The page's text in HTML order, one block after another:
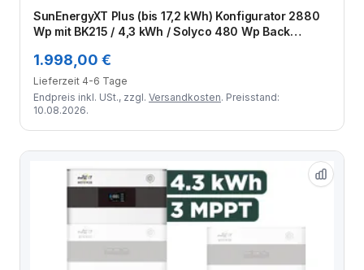
SunEnergyXT Plus (bis 17,2 kWh) Konfigurator 2880
Wp mit BK215 / 4,3 kWh / Solyco 480 Wp Back
1.998,00 €
Lieferzeit 4-6 Tage
Endpreis inkl. USt., zzgl. Versandkosten. Preisstand:
10.08.2026.